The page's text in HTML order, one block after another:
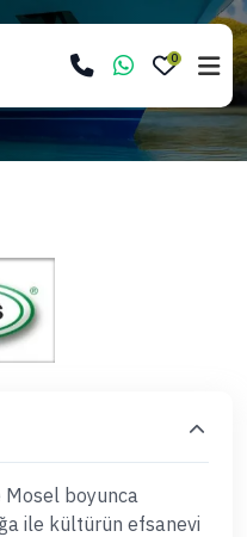
0
Mosel boyunca
ile kültürün efsanevi